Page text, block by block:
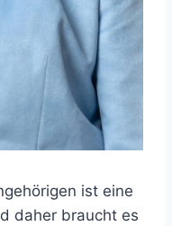
ist eine
daher braucht es